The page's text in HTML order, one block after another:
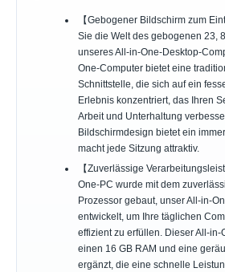
【Gebogener Bildschirm zum
Sie die Welt des gebogenen 23,
unseres All-in-One-Desktop-
One-Computer bietet eine
Schnittstelle, die sich auf ein
Erlebnis konzentriert, das Ihren
Arbeit und Unterhaltung
Bildschirmdesign bietet ein
macht jede Sitzung attraktiv.
【Zuverlässige
One-PC wurde mit dem
Prozessor gebaut, unser All-in-
entwickelt, um Ihre täglichen
effizient zu erfüllen. Dieser All-in-
einen 16 GB RAM und eine
ergänzt, die eine schnelle